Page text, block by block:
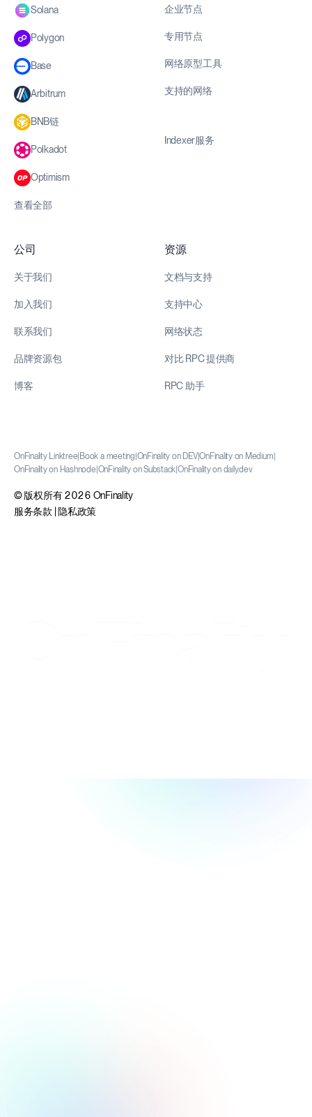
Solana
Polygon
Base
Arbitrum
BNB链
Polkadot
Optimism
查看全部
企业节点
专用节点
网络原型工具
支持的网络
Indexer服务
公司
关于我们
加入我们
联系我们
品牌资源包
博客
资源
文档与支持
支持中心
网络状态
对比 RPC 提供商
RPC 助手
OnFinality Linktree Book a meeting OnFinality on DEV|OnFinality on Medium
OnFinality on Hashnode OnFinality on Substack OnFinality on daily.dev
© 版权所有 2026 OnFinality
服务条款
隐私政策